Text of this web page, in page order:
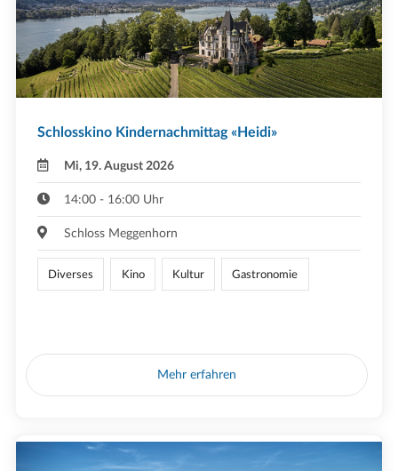
Schlosskino Kindernachmittag «Heidi»
Mi, 19. August 2026
14:00 - 16:00 Uhr
Schloss Meggenhorn
Diverses Kino Kultur Gastronomie
Mehr erfahren